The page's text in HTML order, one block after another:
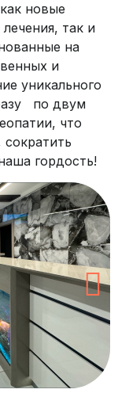
новые
так и
на
и
уникального
по двум
что
сократить
гордость!